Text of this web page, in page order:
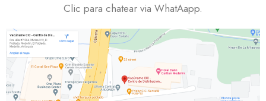
Clic para chatear via WhatAapp.